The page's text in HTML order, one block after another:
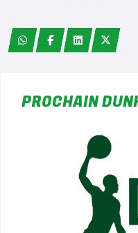
PROCHAIN